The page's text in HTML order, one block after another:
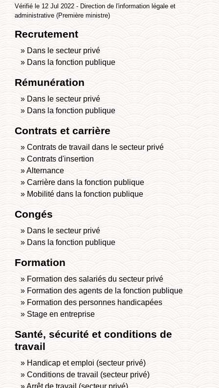
Vérifié le 12 Jul 2022 - Direction de l'information légale et
administrative (Première ministre)
Recrutement
Dans le secteur privé
Dans la fonction publique
Rémunération
Dans le secteur privé
Dans la fonction publique
Contrats et carrière
Contrats de travail dans le secteur privé
Contrats d'insertion
Alternance
Carrière dans la fonction publique
Mobilité dans la fonction publique
Congés
Dans le secteur privé
Dans la fonction publique
Formation
Formation des salariés du secteur privé
Formation des agents de la fonction publique
Formation des personnes handicapées
Stage en entreprise
Santé, sécurité et conditions de
travail
Handicap et emploi (secteur privé)
Conditions de travail (secteur privé)
Arrêt de travail (secteur privé)